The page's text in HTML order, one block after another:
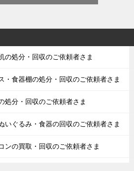
の処分・回収のご依頼者さま
・食器棚の処分・回収のご依頼者さま
処分・回収のご依頼者さま
いぐるみ・食器の回収のご依頼者さま
ンの買取・回収のご依頼者さま